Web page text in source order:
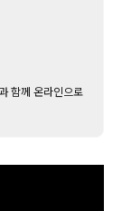
함께 온라인으로